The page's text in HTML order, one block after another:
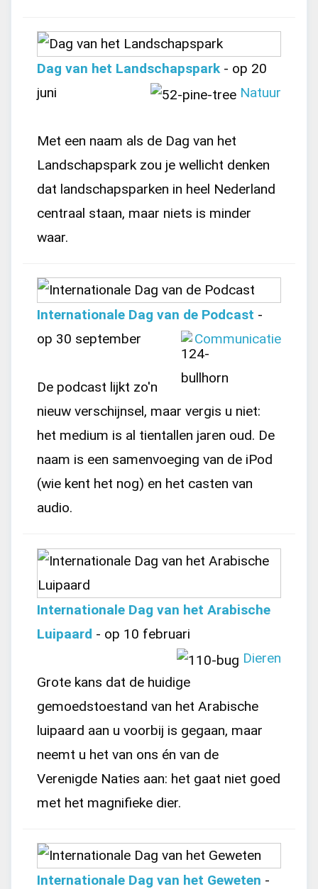
Dag van het Landschapspark- op 20
juni
Natuur
Met een naam als de Dag van het
Landschapspark zou je wellicht denken
dat landschapsparken in heel Nederland
centraal staan, maar niets is minder
waar.
Internationale Dag van de Podcast -
op 30 september
Communicatie
De podcast lijkt zo'n
nieuw verschijnsel, maar vergis u niet:
het medium is al tientallen jaren oud. De
naam is een samenvoeging van de iPod
(wie kent het nog) en het casten van
audio.
Internationale Dag van het Arabische
Luipaard - op 10 februari
Dieren
Grote kans dat de huidige
gemoedstoestand van het Arabische
luipaard aan u voorbij is gegaan, maar
neemt u het van ons én van de
Verenigde Naties aan: het gaat niet goed
met het magnifieke dier.
Internationale Dag van het Geweten -